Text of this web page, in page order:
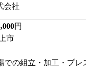
会社
円
市
での組立・加工・プレ